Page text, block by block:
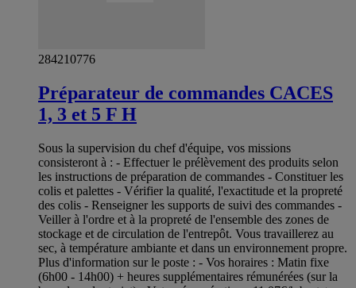
284210776
Préparateur de commandes CACES
1, 3 et 5 F H
Sous la supervision du chef d'équipe, vos missions
consisteront à : - Effectuer le prélèvement des produits selon
les instructions de préparation de commandes - Constituer les
colis et palettes - Vérifier la qualité, l'exactitude et la propreté
des colis - Renseigner les supports de suivi des commandes -
Veiller à l'ordre et à la propreté de l'ensemble des zones de
stockage et de circulation de l'entrepôt. Vous travaillerez au
sec, à température ambiante et dans un environnement propre.
Plus d'information sur le poste : - Vos horaires : Matin fixe
(6h00 - 14h00) + heures supplémentaires rémunérées (sur la